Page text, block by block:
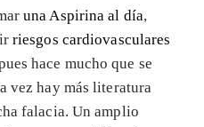
una Aspirina al día,
riesgos cardiovasculares
hace mucho que se
vez hay más literatura
falacia. Un amplio